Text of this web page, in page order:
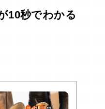
10秒でわかる